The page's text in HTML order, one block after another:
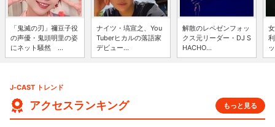
「鬼滅の刃」禰豆子役
の声優・鬼頭明里の姿
にネット騒然 ...
ナイツ・塙宣之、You
Tuberヒカルの落語家
デビュー...
解散のレペゼンフォッ
クス元リーダー・DJ S
HACHO...
J-CAST トレンド
アクセスランキング もっと見る